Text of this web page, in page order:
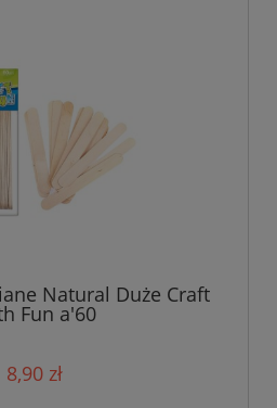
Natural Duże Craft
Fun a'60
8,90 zł